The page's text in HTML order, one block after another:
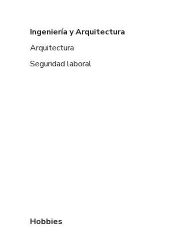
Ingeniería y Arquitectura
Arquitectura
Seguridad laboral
Hobbies